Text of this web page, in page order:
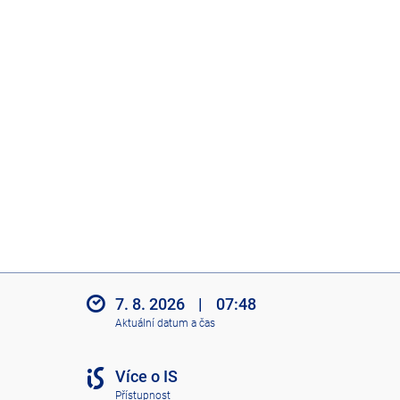
7. 8. 2026 | 07:48
Aktuální datum a čas
Více o IS
Přístupnost